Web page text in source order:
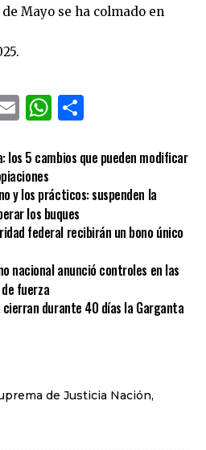
Mayo se ha colmado en
EmailWhatsApp
los 5 cambios que pueden modificar
y los prácticos: suspenden la
los buques
federal recibirán un bono único
nacional anunció controles en las
fuerza
cierran durante 40 días la Garganta
de Justicia Nación